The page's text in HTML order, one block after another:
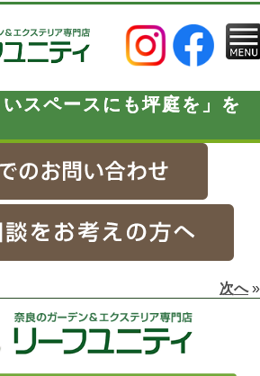
スペースにも坪庭を」を
次へ»